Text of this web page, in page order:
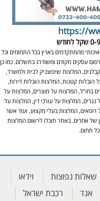
https://
לחודש
מהמתקדמים בארץ בכל התחומים וכל
עסקים מקודם ומשודרג בתשלום. כמו כן
המלצות שיפוצניק לבית ולמשרד,
הובלות קטנות, המלצות הובלות דירות,
בחו"ל, המלצות על מוצרים, המלצות על
המלצות על עורכי דין, המלצות על
רופאים, המלצות בעלי מקצוע, ועוד אשר
של אחרים. באתר תוכלו לרשום המלצות
תחום.
שאלות נפוצות
וידאו
אגד
רכבת ישראל